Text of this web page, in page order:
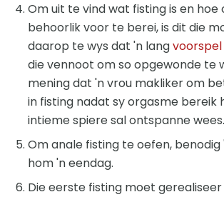
Om uit te vind wat fisting is en hoe
behoorlik voor te berei, is dit die
daarop te wys dat 'n langvoorspel
die vennoot om so opgewonde te
mening dat 'n vrou makliker om
in fisting nadat sy orgasme bereik
intieme spiere sal ontspanne wees.
Om anale fisting te oefen, benodig
hom 'n eendag.
Die eerste fisting moet